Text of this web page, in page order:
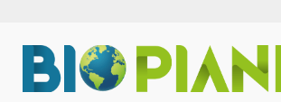
Inhalt
springen